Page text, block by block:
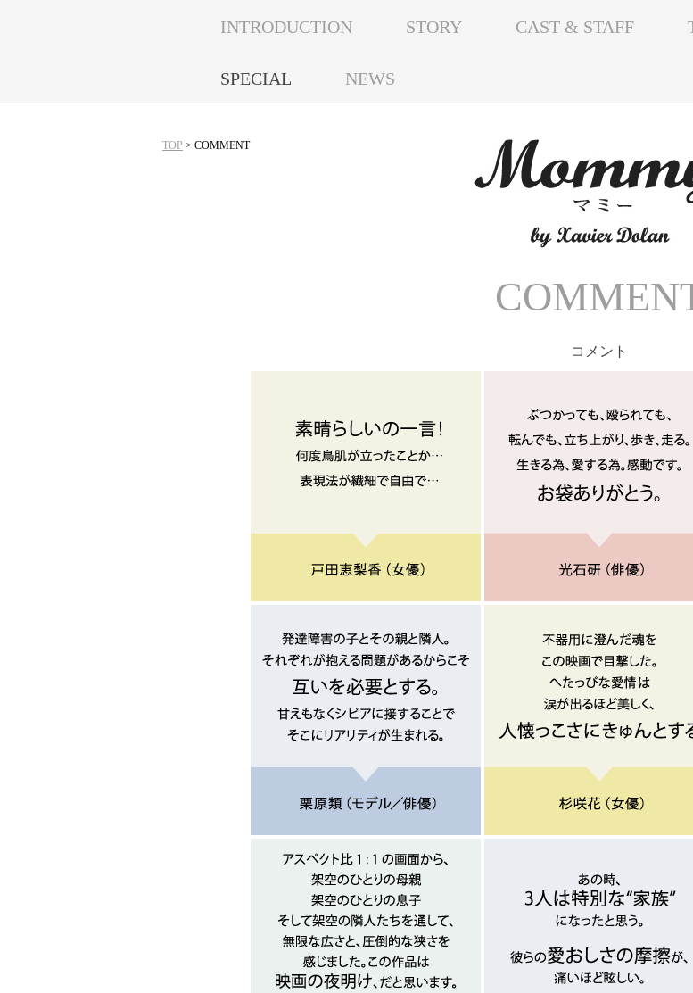
INTRODUCTION STORY CAST & STAFF
SPECIAL NEWS
TOP > COMMENT
コメント